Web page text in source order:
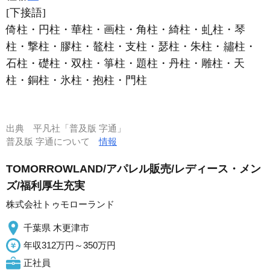
[下接語]
倚柱・円柱・華柱・画柱・角柱・綺柱・
柱・琴
柱・撃柱・膠柱・鼇柱・支柱・瑟柱・朱柱・
柱・
石柱・礎柱・双柱・箏柱・題柱・丹柱・雕柱・天
柱・銅柱・氷柱・抱柱・門柱
出典 平凡社「普及版 字通」
普及版 字通について情報
TOMORROWLAND/アパレル販売/レディース・メン
ズ/福利厚生充実
株式会社トゥモローランド
千葉県 木更津市
年収312万円～350万円
正社員